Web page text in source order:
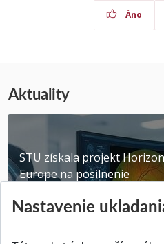
Áno
Aktuality
STU získala projekt Horizon
Europe na posilnenie
Publikované 31.07.2026
Nastavenie